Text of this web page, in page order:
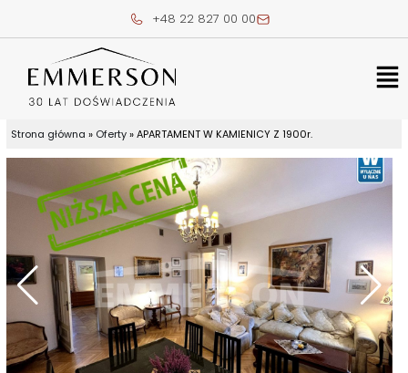
+48 22 827 00 00
Strona główna » Oferty»APARTAMENT W KAMIENICY Z 1900r.